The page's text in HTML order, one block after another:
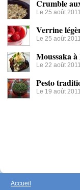
Crumble
Le 25 août 2011
Verrine
Le 25 août 2011
Moussaka
Le 22 août 2011
Pesto
Le 19 août 2011
Accueil